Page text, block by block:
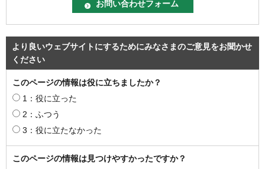
より良いウェブサイトにするためにみなさまのご意見をお聞かせ
ください
このページの情報は役に立ちましたか？
1：役に立った
2：ふつう
3：役に立たなかった
このページの情報は見つけやすかったですか？